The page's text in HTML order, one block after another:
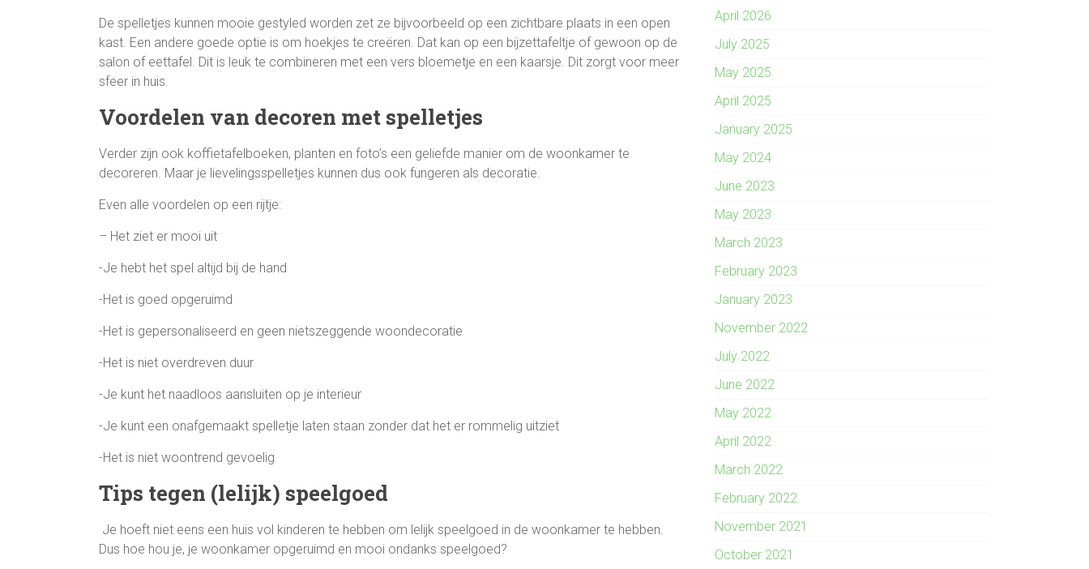
De spelletjes kunnen mooie gestyled worden zet ze bijvoorbeeld op een zichtbare plaats in een open
kast. Een andere goede optie is om hoekjes te creëren. Dat kan op een bijzettafeltje of gewoon op de
salon of eettafel. Dit is leuk te combineren met een vers bloemetje en een kaarsje. Dit zorgt voor meer
sfeer in huis.
Voordelen van decoren met spelletjes
Verder zijn ook koffietafelboeken, planten en foto’s een geliefde manier om de woonkamer te
decoreren. Maar je lievelingsspelletjes kunnen dus ook fungeren als decoratie.
Even alle voordelen op een rijtje:
– Het ziet er mooi uit
-Je hebt het spel altijd bij de hand
-Het is goed opgeruimd
-Het is gepersonaliseerd en geen nietszeggende woondecoratie
-Het is niet overdreven duur
-Je kunt het naadloos aansluiten op je interieur
-Je kunt een onafgemaakt spelletje laten staan zonder dat het er rommelig uitziet
-Het is niet woontrend gevoelig
Tips tegen (lelijk) speelgoed
Je hoeft niet eens een huis vol kinderen te hebben om lelijk speelgoed in de woonkamer te hebben.
Dus hoe hou je, je woonkamer opgeruimd en mooi ondanks speelgoed?
April 2026
July 2025
May 2025
April 2025
January 2025
May 2024
June 2023
May 2023
March 2023
February 2023
January 2023
November 2022
July 2022
June 2022
May 2022
April 2022
March 2022
February 2022
November 2021
October 2021